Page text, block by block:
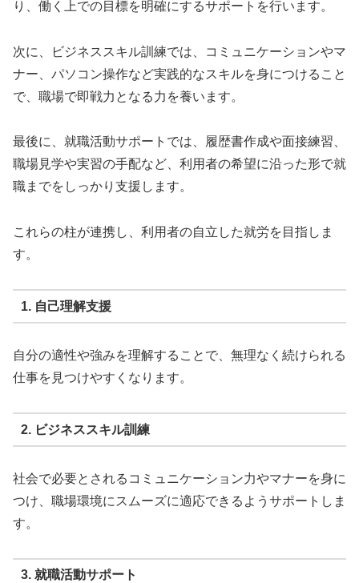
り、働く上での目標を明確にするサポートを行います。
次に、ビジネススキル訓練では、コミュニケーションやマ
ナー、パソコン操作など実践的なスキルを身につけること
で、職場で即戦力となる力を養います。
最後に、就職活動サポートでは、履歴書作成や面接練習、
職場見学や実習の手配など、利用者の希望に沿った形で就
職までをしっかり支援します。
これらの柱が連携し、利用者の自立した就労を目指しま
す。
1. 自己理解支援
自分の適性や強みを理解することで、無理なく続けられる
仕事を見つけやすくなります。
2. ビジネススキル訓練
社会で必要とされるコミュニケーション力やマナーを身に
つけ、職場環境にスムーズに適応できるようサポートしま
す。
3. 就職活動サポート